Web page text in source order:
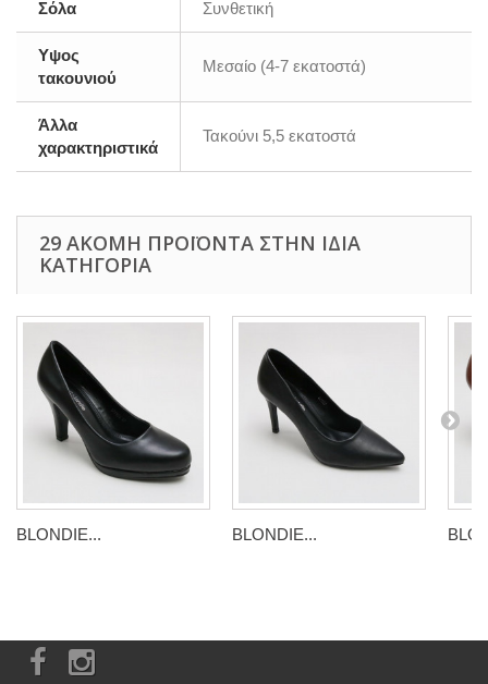
Σόλα Συνθετική
Υψος
τακουνιού
Μεσαίο (4-7 εκατοστά)
Άλλα
χαρακτηριστικά
Τακούνι 5,5 εκατοστά
29 ΑΚΌΜΗ ΠΡΟΪΌΝΤΑ ΣΤΗΝ ΊΔΙΑ
ΚΑΤΗΓΟΡΊΑ
BLONDIE... BLONDIE...